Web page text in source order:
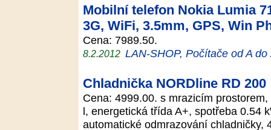
Mobilní telefon Nokia Lumia
3G, WiFi, 3.5mm, GPS, Win
Cena: 7989.50.
8.2.2012 LAN-SHOP, Počítače od A do
Chladnička NORDline RD 200
Cena: 4999.00. s mrazicím
l, energetická třída A+, spotřeba 0.54
automatické odmrazování chladničky,